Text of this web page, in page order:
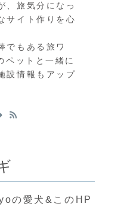
、旅気分になっ
サイト作りを心
でもある旅ワ
ペットと一緒に
設情報もアップ
の愛犬&このHP